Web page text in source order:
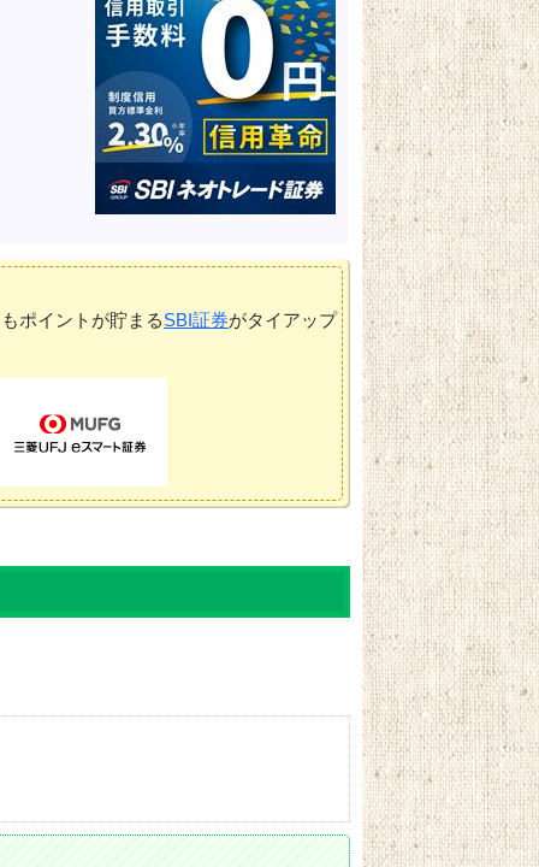
ポイントが貯まるSBI証券がタイアップ